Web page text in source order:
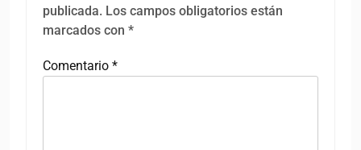
publicada. Los campos obligatorios están
marcados con *
Comentario *